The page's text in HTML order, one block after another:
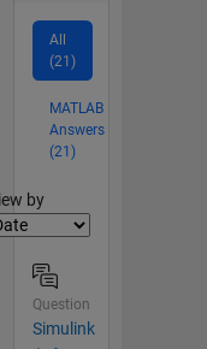
All
(21)
MATLAB
Answers
(21)
by
Question
Simulink